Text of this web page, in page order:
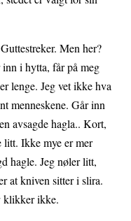
Men her?
i hytta, får på meg
lenge. Jeg vet ikke hva
menneskene. Går inn
avsagde hagla.. Kort,
litt. Ikke mye er mer
hagle. Jeg nøler litt,
at kniven sitter i slira.
klikker ikke.